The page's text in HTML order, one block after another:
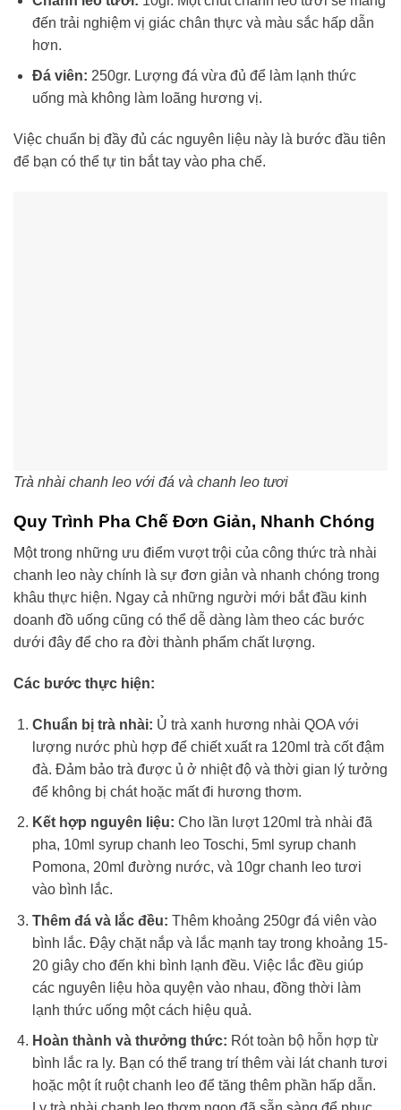
đến trải nghiệm vị giác chân thực và màu sắc hấp dẫn
hơn.
Đá viên: 250gr. Lượng đá vừa đủ để làm lạnh thức
uống mà không làm loãng hương vị.
Việc chuẩn bị đầy đủ các nguyên liệu này là bước đầu tiên
để bạn có thể tự tin bắt tay vào pha chế.
Trà nhài chanh leo với đá và chanh leo tươi
Quy Trình Pha Chế Đơn Giản, Nhanh Chóng
Một trong những ưu điểm vượt trội của công thức trà nhài
chanh leo này chính là sự đơn giản và nhanh chóng trong
khâu thực hiện. Ngay cả những người mới bắt đầu kinh
doanh đồ uống cũng có thể dễ dàng làm theo các bước
dưới đây để cho ra đời thành phẩm chất lượng.
Các bước thực hiện:
Chuẩn bị trà nhài: Ủ trà xanh hương nhài QOA với
lượng nước phù hợp để chiết xuất ra 120ml trà cốt đậm
đà. Đảm bảo trà được ủ ở nhiệt độ và thời gian lý tưởng
để không bị chát hoặc mất đi hương thơm.
Kết hợp nguyên liệu: Cho lần lượt 120ml trà nhài đã
pha, 10ml syrup chanh leo Toschi, 5ml syrup chanh
Pomona, 20ml đường nước, và 10gr chanh leo tươi
vào bình lắc.
Thêm đá và lắc đều: Thêm khoảng 250gr đá viên vào
bình lắc. Đậy chặt nắp và lắc mạnh tay trong khoảng 15-
20 giây cho đến khi bình lạnh đều. Việc lắc đều giúp
các nguyên liệu hòa quyện vào nhau, đồng thời làm
lạnh thức uống một cách hiệu quả.
Hoàn thành và thưởng thức: Rót toàn bộ hỗn hợp từ
bình lắc ra ly. Bạn có thể trang trí thêm vài lát chanh tươi
hoặc một ít ruột chanh leo để tăng thêm phần hấp dẫn.